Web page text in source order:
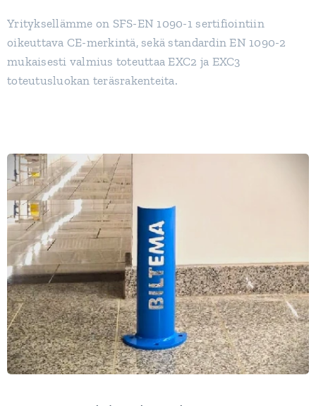
Yrityksellämme on SFS-EN 1090-1 sertifiointiin
oikeuttava CE-merkintä, sekä standardin EN 1090-2
mukaisesti valmius toteuttaa EXC2 ja EXC3
toteutusluokan teräsrakenteita.